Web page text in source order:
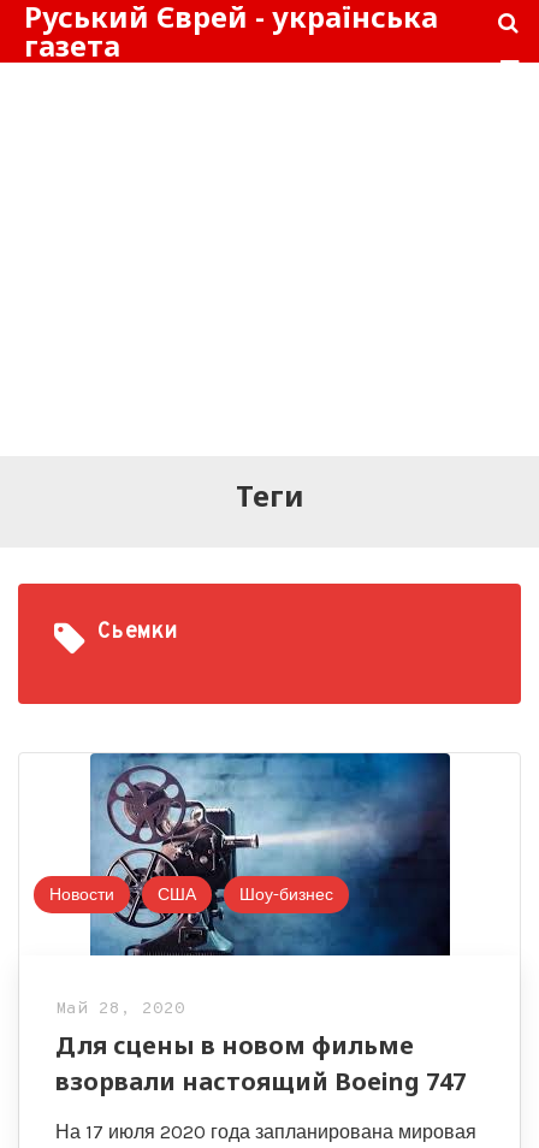
Руський Єврей - українська
газета
Теги
Сьемки
Новости США Шоу-бизнес
Май 28, 2020
Для сцены в новом фильме
взорвали настоящий Boeing 747
На 17 июля 2020 года запланирована мировая